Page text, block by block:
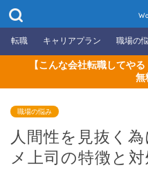
転職 キャリアプラン 職場の
【こんな会社転職してや
無
職場の悩み
人間性を見抜く
メ上司の特徴と